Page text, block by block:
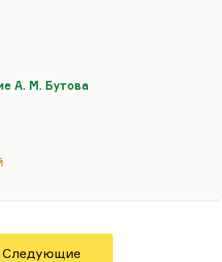
что-то им передать, что-то
чем перейдет в другие
что эти 40
(например, как
в рассказе Пелевина
могли бы стать хорошей
текста. И в конце это
это полное втягивание
Достоевского – это…
А. М. Бутова
Следующие